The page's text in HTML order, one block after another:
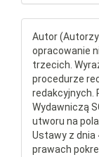
Autor
opracowanie
trzecich.
procedurze
redakcyjnych.
Wydawniczą
utworu na
Ustawy z dnia
prawach